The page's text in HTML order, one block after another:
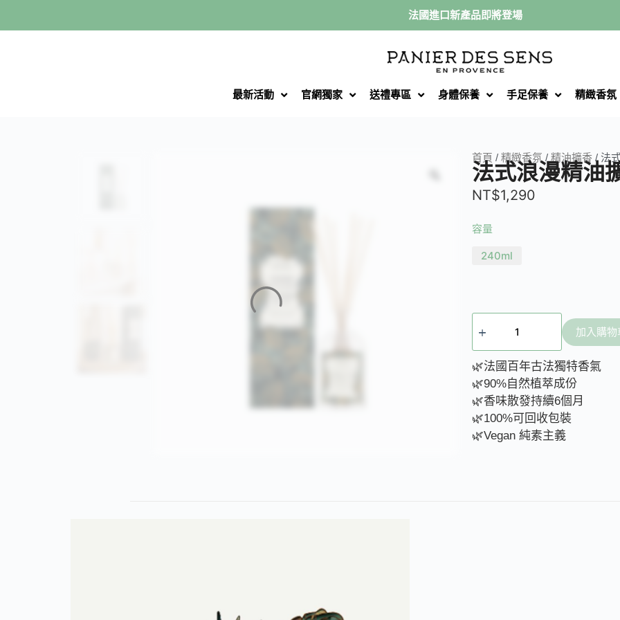
至
法國進口新產品即將登場
最新活動 官網獨家 送禮專區 身體保養 手足保養 精緻香氛
首頁 / 精緻香氛/精油擴香 / 法
法式浪漫精油
NT$1,290
容量
240ml
加入購物
🌿法國百年古法獨特香氣
🌿90%自然植萃成份
🌿香味散發持續6個月
🌿100%可回收包裝
🌿Vegan 純素主義